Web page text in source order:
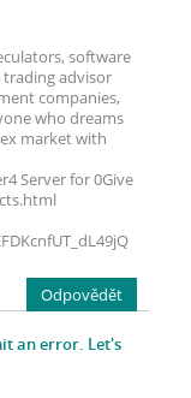
software
trading advisor
companies,
who dreams
market with
Server for 0Give
Odpovědět
an error. Let's